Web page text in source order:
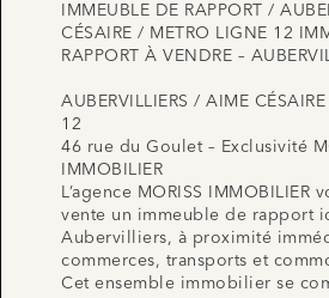
IMMEUBLE DE RAPPORT /
CÉSAIRE / METRO LIGNE 12
RAPPORT À VENDRE –
AUBERVILLIERS / AIME
12
46 rue du Goulet – Exclusivité
IMMOBILIER
L’agence MORISS IMMOBILIER
vente un immeuble de rapport
Aubervilliers, à proximité
commerces, transports et
Cet ensemble immobilier se